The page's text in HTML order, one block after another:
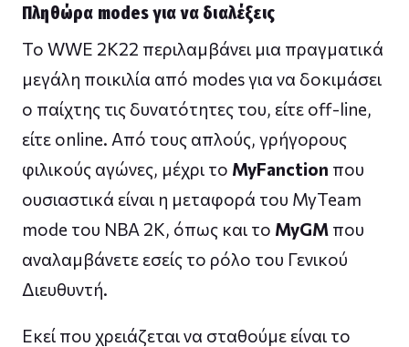
Πληθώρα modes για να διαλέξεις
To WWE 2K22 περιλαμβάνει μια πραγματικά
μεγάλη ποικιλία από modes για να δοκιμάσει
ο παίχτης τις δυνατότητες του, είτε off-line,
είτε online. Από τους απλούς, γρήγορους
φιλικούς αγώνες, μέχρι το MyFanction που
ουσιαστικά είναι η μεταφορά του MyTeam
mode του NBA 2K, όπως και το MyGM που
αναλαμβάνετε εσείς το ρόλο του Γενικού
Διευθυντή.
Εκεί που χρειάζεται να σταθούμε είναι το